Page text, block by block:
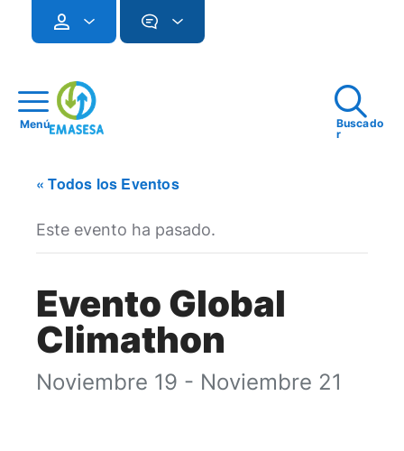
Menú
Buscado
r
« Todos los Eventos
Este evento ha pasado.
Evento Global
Climathon
Noviembre 19 - Noviembre 21